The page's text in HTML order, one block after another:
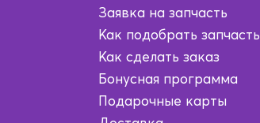
Заявка на запчасть
Как подобрать запчасть
Как сделать заказ
Бонусная программа
Подарочные карты